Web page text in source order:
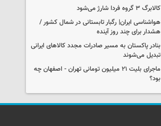
کالابرگ ۳ گروه فردا شارژ می‌شود
هواشناسی ایران| رگبار تابستانی در شمال کشور /
هشدار برای چند روز آینده
بنادر پاکستان به مسیر صادرات مجدد کالاهای ایرانی
تبدیل می‌شوند
ماجرای بلیت ۲۱ میلیون تومانی تهران - اصفهان چه
بود؟